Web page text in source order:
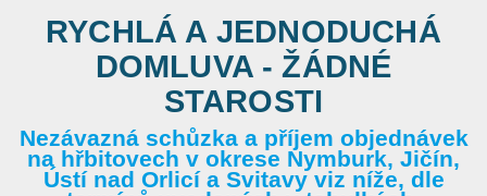
RYCHLÁ A JEDNODUCHÁ
DOMLUVA - ŽÁDNÉ
STAROSTI
Nezávazná schůzka a příjem objednávek
na hřbitovech v okrese Nymburk, Jičín,
Ústí nad Orlicí a Svitavy viz níže, dle